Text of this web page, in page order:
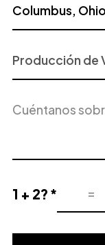
o
Servicio
Interés
del
1 + 2? *
Resultado
la